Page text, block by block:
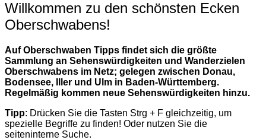
Willkommen zu den schönsten Ecken
Oberschwabens!
Auf Oberschwaben Tipps findet sich die größte
Sammlung an Sehenswürdigkeiten und Wanderzielen
Oberschwabens im Netz; gelegen zwischen Donau,
Bodensee, Iller und Ulm in Baden-Württemberg.
Regelmäßig kommen neue Sehenswürdigkeiten hinzu.
Tipp: Drücken Sie die Tasten Strg + F gleichzeitig, um
spezielle Begriffe zu finden! Oder nutzen Sie die
seiteninterne Suche.